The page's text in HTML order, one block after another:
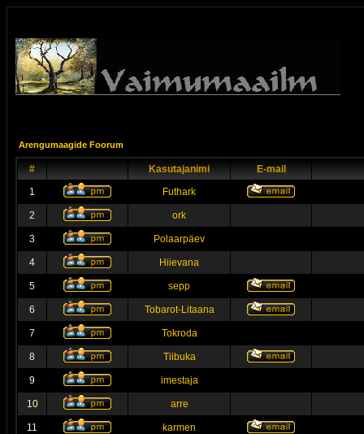
Arengumaagide Foorum
# Kasutajanimi
E-mail
1
Futhark
2 ork
3 Polaarpäev
4 Hiievana
5 sepp
6 Tobarot-Litaana
7 Tokroda
8 Tiibuka
9 imestaja
10 arre
11 karmen